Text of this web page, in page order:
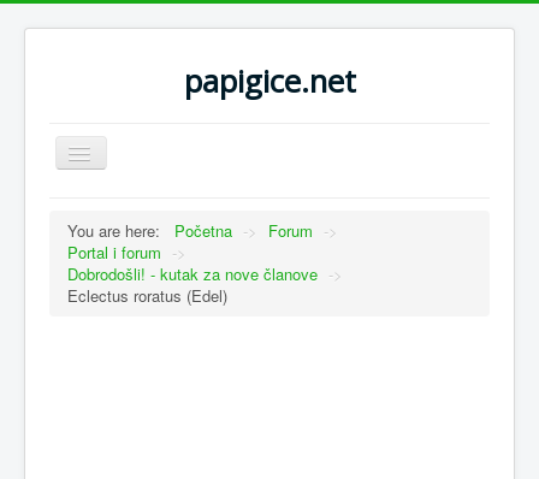
papigice.net
Toggle
Navigation
You are here: Početna -> Forum ->
Portal i forum ->
Dobrodošli! - kutak za nove članove ->
Eclectus roratus (Edel)